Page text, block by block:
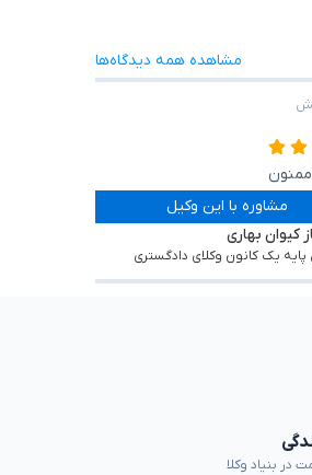
مشاهده همه دیدگاه‌ها
مشاوره با این وکیل
کیوان بهاری
پایه یک کانون وکلای دادگستری
در بنیاد وکلا